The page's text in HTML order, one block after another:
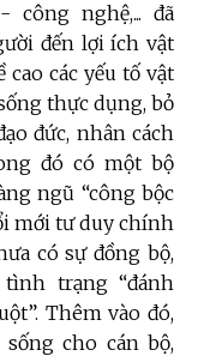
nghệ,... đã
đến lợi ích vật
các yếu tố vật
thực dụng, bỏ
đức, nhân cách
đó có một bộ
ngũ “công bộc
mới tư duy chính
có sự đồng bộ,
trạng “đánh
Thêm vào đó,
cho cán bộ,